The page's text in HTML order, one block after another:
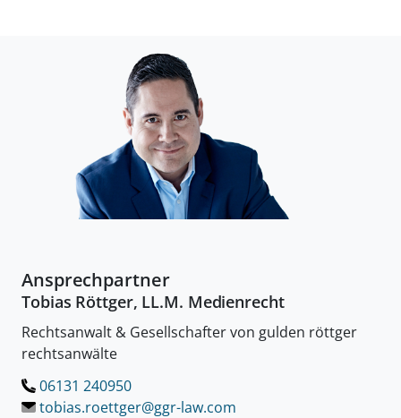
Ansprechpartner
Tobias Röttger, LL.M. Medienrecht
Rechtsanwalt & Gesellschafter von gulden röttger
rechtsanwälte
06131 240950
tobias.roettger@ggr-law.LÖSCHEN.
com